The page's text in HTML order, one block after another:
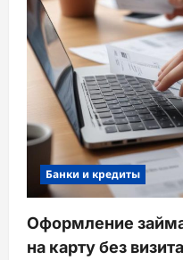
Банки и кредиты
Оформление
на карту без